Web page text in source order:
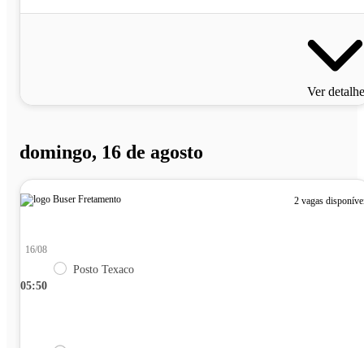
Ver
domingo, 16 de agosto
2 vagas
05:50
16/08
Posto Texaco